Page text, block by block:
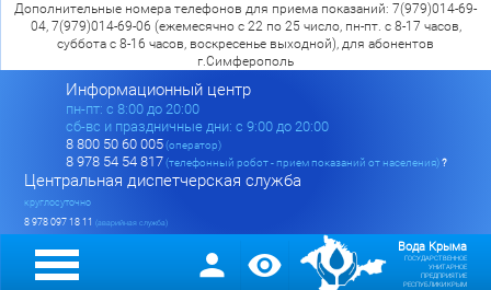
Дополнительные номера телефонов для приема показаний: 7(979)014-69-
04, 7(979)014-69-06 (ежемесячно с 22 по 25 число, пн-пт. с 8-17 часов,
суббота с 8-16 часов, воскресенье выходной), для абонентов
г.Симферополь
Информационный центр
пн-пт: c 8:00 до 20:00
сб-вс и праздничные дни: с 9:00 до 20:00
8 800 50 60 005(оператор)
8 978 54 54 817(телефонный робот - прием показаний от населения)?
Центральная диспетчерская служба
круглосуточно
8 978 097 18 11 (аварийная служба)
Вода Крыма
ГОСУДАРСТВЕННОЕ
УНИТАРНОЕ
ПРЕДПРИЯТИЕ
РЕСПУБЛИКИ КРЫМ